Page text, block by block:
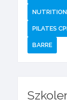
PILATES
BARRE